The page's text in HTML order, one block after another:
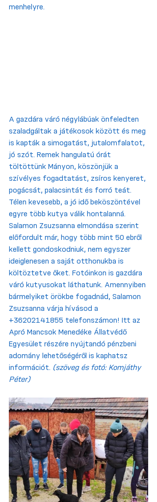
menhelyre.
A gazdára váró négylábúak önfeledten
szaladgáltak a játékosok között és meg
is kapták a simogatást, jutalomfalatot,
jó szót. Remek hangulatú órát
töltöttünk Mányon, köszönjük a
szívélyes fogadtatást, zsíros kenyeret,
pogácsát, palacsintát és forró teát.
Télen kevesebb, a jó idő beköszöntével
egyre több kutya válik hontalanná.
Salamon Zsuzsanna elmondása szerint
előfordult már, hogy több mint 50 ebről
kellett gondoskodniuk, nem egyszer
ideiglenesen a saját otthonukba is
költöztetve őket. Fotóinkon is gazdára
váró kutyusokat láthatunk. Amennyiben
bármelyiket örökbe fogadnád, Salamon
Zsuzsanna várja hívásod a
+36202141855 telefonszámon! Itt az
Apró Mancsok Menedéke Állatvédő
Egyesület részére nyújtandó pénzbeni
adomány lehetőségéről is kaphatsz
információt. (szöveg és fotó: Komjáthy
Péter)